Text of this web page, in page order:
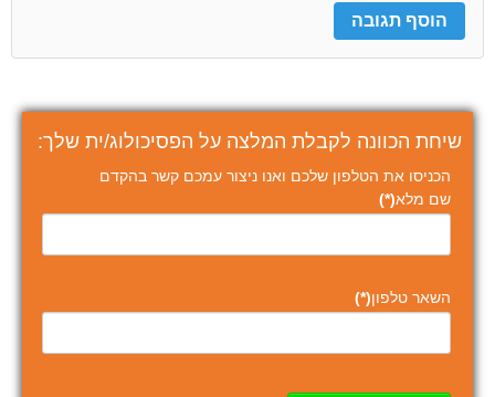
שיחת הכוונה לקבלת המלצה על הפסיכולוג/ית שלך:
הכניסו את הטלפון שלכם ואנו ניצור עמכם קשר בהקדם
שם מלא(*)
השאר טלפון(*)